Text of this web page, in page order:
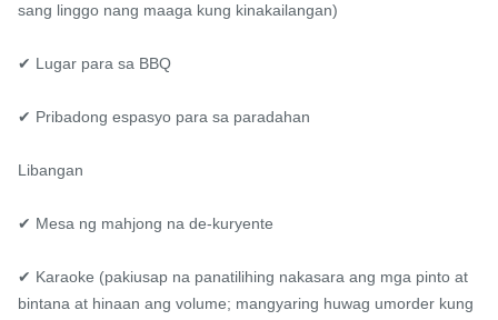
sang linggo nang maaga kung kinakailangan)
✔ Lugar para sa BBQ
✔ Pribadong espasyo para sa paradahan
Libangan
✔ Mesa ng mahjong na de-kuryente
✔ Karaoke (pakiusap na panatilihing nakasara ang mga pinto at
bintana at hinaan ang volume; mangyaring huwag umorder kung